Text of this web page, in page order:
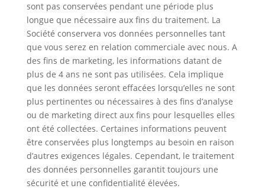
sont pas conservées pendant une période plus
longue que nécessaire aux fins du traitement. La
Société conservera vos données personnelles tant
que vous serez en relation commerciale avec nous. A
des fins de marketing, les informations datant de
plus de 4 ans ne sont pas utilisées. Cela implique
que les données seront effacées lorsqu’elles ne sont
plus pertinentes ou nécessaires à des fins d’analyse
ou de marketing direct aux fins pour lesquelles elles
ont été collectées. Certaines informations peuvent
être conservées plus longtemps au besoin en raison
d’autres exigences légales. Cependant, le traitement
des données personnelles garantit toujours une
sécurité et une confidentialité élevées.